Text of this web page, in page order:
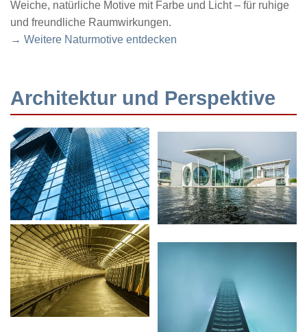
Weiche, natürliche Motive mit Farbe und Licht – für ruhige
und freundliche Raumwirkungen.
→ Weitere Naturmotive entdecken
Architektur und Perspektive